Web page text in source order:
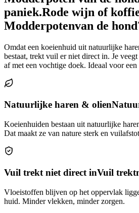
paniek.Rode wijn of
Modderpotenvan de
Omdat een koeienhuid uit natuurlijke
bestaat, trekt vuil er niet direct in. Je
af met een vochtige doek. Ideaal voor
Natuurlijke haren & olien
Koeienhuiden bestaan uit natuurlijke
Dat maakt ze van nature sterk en
Vuil trekt niet direct inVuil trekt
Vloeistoffen blijven op het oppervlak
huid. Minder vlekken, minder zorgen.